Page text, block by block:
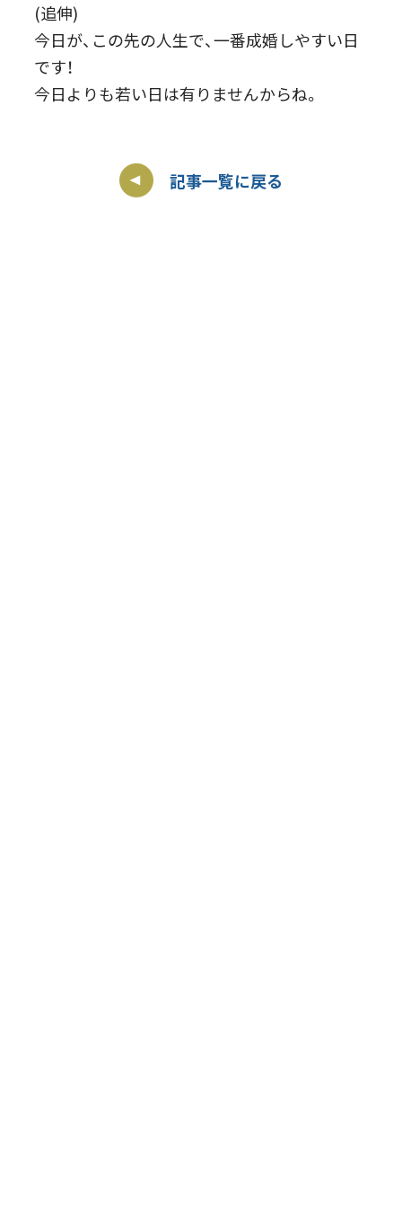
(追伸)
今日が、この先の人生で、一番成婚しやすい日
です！
今日よりも若い日は有りませんからね。
記事一覧に戻る